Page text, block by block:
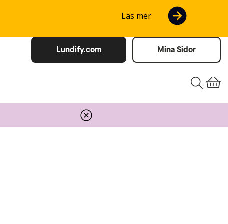
Läs mer
Lundify.com Mina Sidor